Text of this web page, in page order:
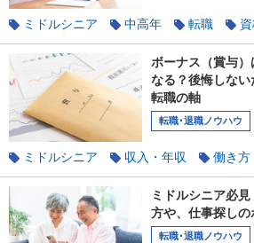
ミドルシニア 中高年 転職
使えるテクニック
ボーナス（賞与
なる？後悔しな
転職の軸
転職･退職ノウハウ
ミドルシニア 収入・年収 働き方
転職成功のコツ
ミドルシニア必
方や、仕事探し
転職･退職ノウハウ